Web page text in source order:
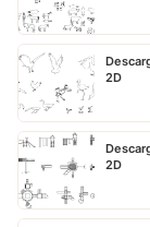
2D
2D